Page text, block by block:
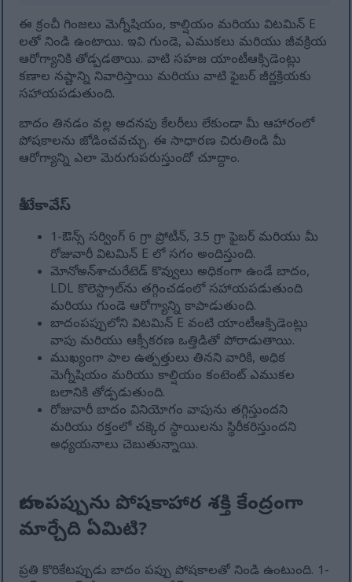
ఈ క్రంచీ గింజలు మెగ్నీషియం, కాల్షియం మరియు విటమిన్ E
లతో నిండి ఉంటాయి. ఇవి గుండె, ఎముకలు మరియు జీవక్రియ
ఆరోగ్యానికి తోడ్పడతాయి. వాటి సహజ యాంటీఆక్సిడెంట్లు
కణాల నష్టాన్ని నివారిస్తాయి మరియు వాటి ఫైబర్ జీర్ణక్రియకు
సహాయపడుతుంది.
బాదం తినడం వల్ల అదనపు కేలరీలు లేకుండా మీ ఆహారంలో
పోషకాలను జోడించవచ్చు. ఈ సాధారణ చిరుతిండి మీ
ఆరోగ్యాన్ని ఎలా మెరుగుపరుస్తుందో చూద్దాం.
కీ టేకావేస్
1-ఔన్స్ సర్వింగ్ 6 గ్రా ప్రోటీన్, 3.5 గ్రా ఫైబర్ మరియు మీ
రోజువారీ విటమిన్ E లో సగం అందిస్తుంది.
మోనోఅన్‌శాచురేటెడ్ కొవ్వులు అధికంగా ఉండే బాదం,
LDL కొలెస్ట్రాల్‌ను తగ్గించడంలో సహాయపడుతుంది
మరియు గుండె ఆరోగ్యాన్ని కాపాడుతుంది.
బాదంపప్పులోని విటమిన్ E వంటి యాంటీఆక్సిడెంట్లు
వాపు మరియు ఆక్సీకరణ ఒత్తిడితో పోరాడుతాయి.
ముఖ్యంగా పాల ఉత్పత్తులు తినని వారికి, అధిక
మెగ్నీషియం మరియు కాల్షియం కంటెంట్ ఎముకల
బలానికి తోడ్పడుతుంది.
రోజువారీ బాదం వినియోగం వాపును తగ్గిస్తుందని
మరియు రక్తంలో చక్కెర స్థాయిలను స్థిరీకరిస్తుందని
అధ్యయనాలు చెబుతున్నాయి.
బాదంపప్పును పోషకాహార శక్తి కేంద్రంగా
మార్చేది ఏమిటి?
ప్రతి కొరికేటప్పుడు బాదం పప్పు పోషకాలతో నిండి ఉంటుంది. 1-